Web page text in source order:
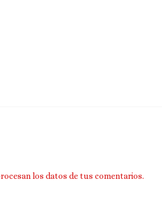
los datos de tus comentarios.